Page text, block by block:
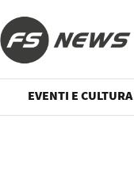
EVENTI E CULTURA